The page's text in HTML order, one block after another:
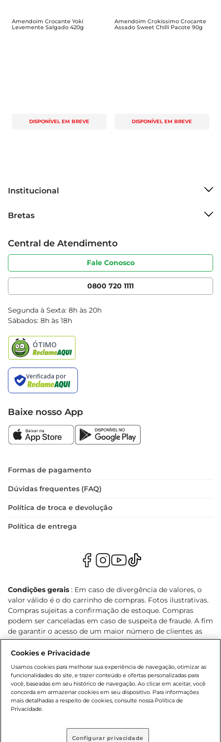
Amendoim Crocante Yoki
Levemente Salgado 420g
DISPONÍVEL EM BREVE
Amendoim Crokíssimo Crocante
Assado Sweet Chilli Pacote 90g
DISPONÍVEL EM BREVE
Institucional
Grupo Cencosud
Sobre privacidade
Portal do fornecedor
Cencosud Media
Bretas
Produtos Bretas
Código de ética
Serviços
Clube Bretas
Blog Bretas
Black Friday
Central de Atendimento
Fale Conosco
0800 720 1111
Segunda à Sexta: 8h às 20h
Sábados: 8h às 18h
Baixe nosso App
Formas de pagamento
Dúvidas frequentes (FAQ)
Política de troca e devolução
Política de entrega
Condições gerais : Em caso de divergência de valores, o
valor válido é o do carrinho de compras. Fotos ilustrativas.
Compras sujeitas a confirmação de estoque. Compras
podem ser canceladas em caso de suspeita de fraude. A fim
de garantir o acesso de um maior número de clientes as
nossas promoções, a compra de produtos com preços
promocionais poderá ter sua quantidade limitada por
cliente. Os preços, ofertas e condições são exclusivos para
o e-commerce e válidos durante o dia de hoje, podendo
sofrer alterações sem prévia notificação. Proibida a venda
de bebidas alcoólicas para menores de 18 anos, conforme
Lei n.º 8069/90, art. 81, inciso II (Estatuto da Criança e do
prévio. O valor mínimo para as compras on-line é de R$
Cookies e Privacidade
Usamos cookies para melhorar sua experiência de navegação, otimizar as
funcionalidades do site, e trazer conteúdo e ofertas personalizadas para
você, baseadas em seu histórico de navegação. Ao clicar em aceitar, você
concorda em armazenar cookies em seu dispositivo. Para informações
mais detalhadas a respeito de cookies, consulte nossa Política de
Privacidade.
Configurar privacidade